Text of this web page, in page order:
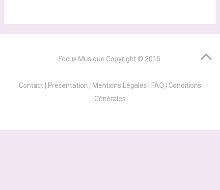
Focus Musique Copyright © 2015.
Contact Présentation Mentions Légales FAQ
Conditions
Générales